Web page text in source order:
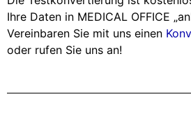
Ihre Daten in MEDICAL OFFICE
Vereinbaren Sie mit uns einen
oder rufen Sie uns an!